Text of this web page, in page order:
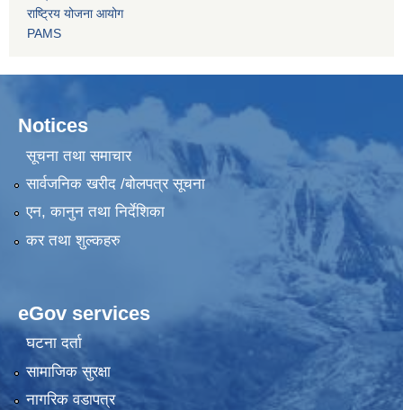
राष्ट्रिय योजना आयोग
PAMS
Notices
सूचना तथा समाचार
सार्वजनिक खरीद /बोलपत्र सूचना
एन, कानुन तथा निर्देशिका
कर तथा शुल्कहरु
eGov services
घटना दर्ता
सामाजिक सुरक्षा
नागरिक वडापत्र